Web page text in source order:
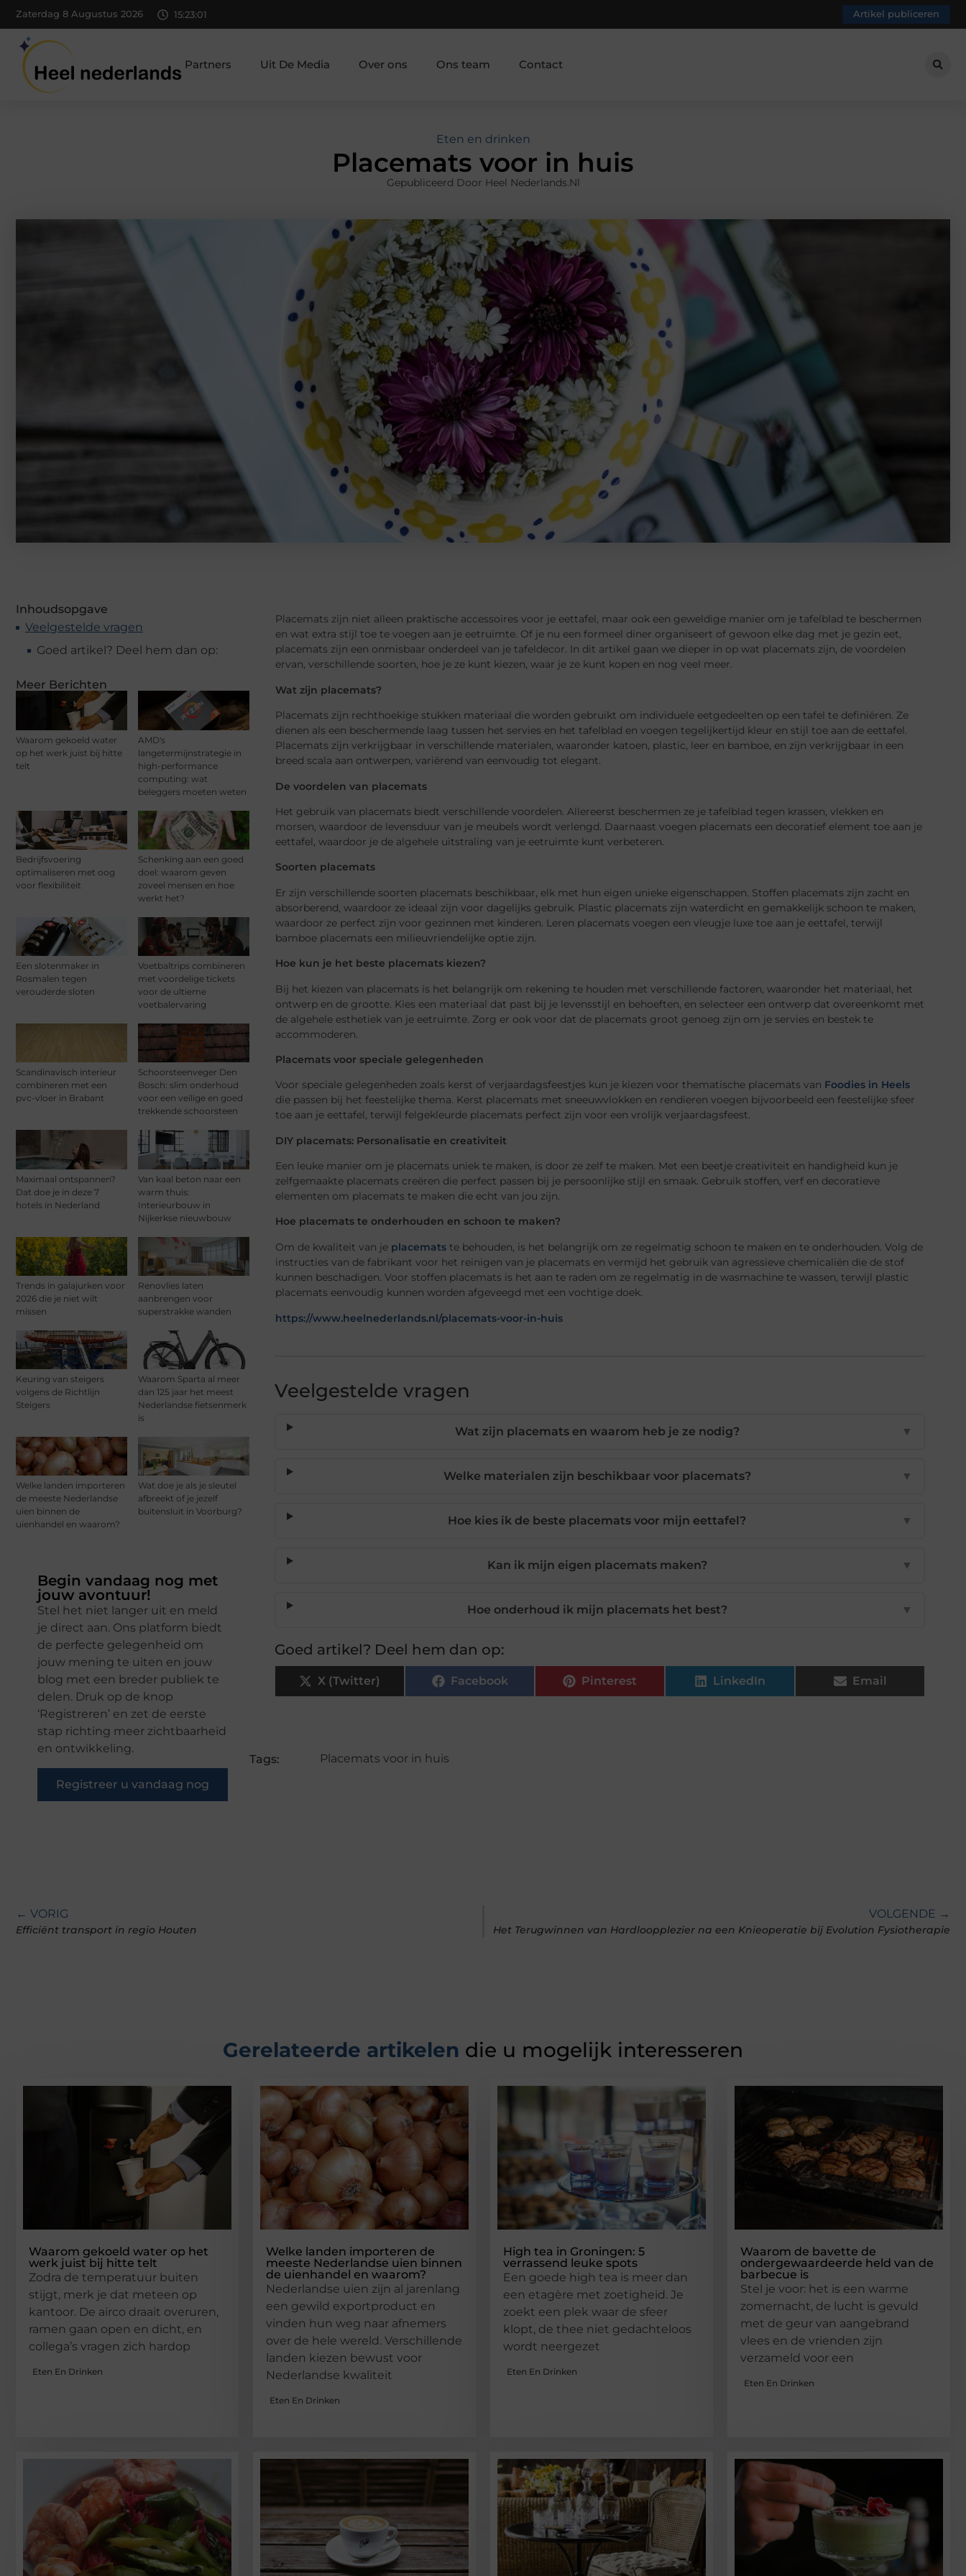
Zaterdag 8 Augustus 2026 15:23:02 Artikel publiceren
Partners Uit De Media Over ons Ons team Contact
Eten en drinken
Placemats voor in huis
Gepubliceerd Door Heel Nederlands.nl
Inhoudsopgave
Veelgestelde vragen
Goed artikel? Deel hem dan op:
Meer Berichten
Waarom gekoeld water
op het werk juist bij hitte
telt
AMD's
langetermijnstrategie in
high-performance
computing: wat
beleggers moeten weten
Bedrijfsvoering
optimaliseren met oog
voor flexibiliteit
Schenking aan een goed
doel: waarom geven
zoveel mensen en hoe
werkt het?
Een slotenmaker in
Rosmalen tegen
verouderde sloten
Voetbaltrips combineren
met voordelige tickets
voor de ultieme
voetbalervaring
Scandinavisch interieur
combineren met een
pvc-vloer in Brabant
Schoorsteenveger Den
Bosch: slim onderhoud
voor een veilige en goed
trekkende schoorsteen
Maximaal ontspannen?
Dat doe je in deze 7
hotels in Nederland
Van kaal beton naar een
warm thuis:
Interieurbouw in
Nijkerkse nieuwbouw
Trends in galajurken voor
2026 die je niet wilt
missen
Renovlies laten
aanbrengen voor
superstrakke wanden
Keuring van steigers
volgens de Richtlijn
Steigers
Waarom Sparta al meer
dan 125 jaar het meest
Nederlandse fietsenmerk
is
Welke landen importeren
de meeste Nederlandse
uien binnen de
uienhandel en waarom?
Wat doe je als je sleutel
afbreekt of je jezelf
buitensluit in Voorburg?
Begin vandaag nog met
jouw avontuur!
Stel het niet langer uit en meld
je direct aan. Ons platform biedt
de perfecte gelegenheid om
jouw mening te uiten en jouw
blog met een breder publiek te
delen. Druk op de knop
‘Registreren’ en zet de eerste
stap richting meer zichtbaarheid
en ontwikkeling.
Registreer u vandaag nog
Placemats zijn niet alleen praktische accessoires voor je eettafel, maar ook een geweldige manier om je tafelblad te beschermen
en wat extra stijl toe te voegen aan je eetruimte. Of je nu een formeel diner organiseert of gewoon elke dag met je gezin eet,
placemats zijn een onmisbaar onderdeel van je tafeldecor. In dit artikel gaan we dieper in op wat placemats zijn, de voordelen
ervan, verschillende soorten, hoe je ze kunt kiezen, waar je ze kunt kopen en nog veel meer.
Wat zijn placemats?
Placemats zijn rechthoekige stukken materiaal die worden gebruikt om individuele eetgedeelten op een tafel te definiëren. Ze
dienen als een beschermende laag tussen het servies en het tafelblad en voegen tegelijkertijd kleur en stijl toe aan de eettafel.
Placemats zijn verkrijgbaar in verschillende materialen, waaronder katoen, plastic, leer en bamboe, en zijn verkrijgbaar in een
breed scala aan ontwerpen, variërend van eenvoudig tot elegant.
De voordelen van placemats
Het gebruik van placemats biedt verschillende voordelen. Allereerst beschermen ze je tafelblad tegen krassen, vlekken en
morsen, waardoor de levensduur van je meubels wordt verlengd. Daarnaast voegen placemats een decoratief element toe aan je
eettafel, waardoor je de algehele uitstraling van je eetruimte kunt verbeteren.
Soorten placemats
Er zijn verschillende soorten placemats beschikbaar, elk met hun eigen unieke eigenschappen. Stoffen placemats zijn zacht en
absorberend, waardoor ze ideaal zijn voor dagelijks gebruik. Plastic placemats zijn waterdicht en gemakkelijk schoon te maken,
waardoor ze perfect zijn voor gezinnen met kinderen. Leren placemats voegen een vleugje luxe toe aan je eettafel, terwijl
bamboe placemats een milieuvriendelijke optie zijn.
Hoe kun je het beste placemats kiezen?
Bij het kiezen van placemats is het belangrijk om rekening te houden met verschillende factoren, waaronder het materiaal, het
ontwerp en de grootte. Kies een materiaal dat past bij je levensstijl en behoeften, en selecteer een ontwerp dat overeenkomt met
de algehele esthetiek van je eetruimte. Zorg er ook voor dat de placemats groot genoeg zijn om je servies en bestek te
accommoderen.
Placemats voor speciale gelegenheden
Voor speciale gelegenheden zoals kerst of verjaardagsfeestjes kun je kiezen voor thematische placemats van Foodies in Heels
die passen bij het feestelijke thema. Kerst placemats met sneeuwvlokken en rendieren voegen bijvoorbeeld een feestelijke sfeer
toe aan je eettafel, terwijl felgekleurde placemats perfect zijn voor een vrolijk verjaardagsfeest.
DIY placemats: Personalisatie en creativiteit
Een leuke manier om je placemats uniek te maken, is door ze zelf te maken. Met een beetje creativiteit en handigheid kun je
zelfgemaakte placemats creëren die perfect passen bij je persoonlijke stijl en smaak. Gebruik stoffen, verf en decoratieve
elementen om placemats te maken die echt van jou zijn.
Hoe placemats te onderhouden en schoon te maken?
Om de kwaliteit van je placemats te behouden, is het belangrijk om ze regelmatig schoon te maken en te onderhouden. Volg de
instructies van de fabrikant voor het reinigen van je placemats en vermijd het gebruik van agressieve chemicaliën die de stof
kunnen beschadigen. Voor stoffen placemats is het aan te raden om ze regelmatig in de wasmachine te wassen, terwijl plastic
placemats eenvoudig kunnen worden afgeveegd met een vochtige doek.
https://www.heelnederlands.nl/placemats-voor-in-huis
Veelgestelde vragen
Wat zijn placemats en waarom heb je ze nodig? ▼
Welke materialen zijn beschikbaar voor placemats? ▼
Hoe kies ik de beste placemats voor mijn eettafel? ▼
Kan ik mijn eigen placemats maken? ▼
Hoe onderhoud ik mijn placemats het best? ▼
Goed artikel? Deel hem dan op:
X (Twitter) Facebook Pinterest LinkedIn Email
Tags: Placemats voor in huis
← VORIG
Efficiënt transport in regio Houten
VOLGENDE →
Het Terugwinnen van Hardloopplezier na een Knieoperatie bij Evolution Fysiotherapie
Gerelateerde artikelen die u mogelijk interesseren
Waarom gekoeld water op het
werk juist bij hitte telt
Zodra de temperatuur buiten
stijgt, merk je dat meteen op
kantoor. De airco draait overuren,
ramen gaan open en dicht, en
collega’s vragen zich hardop
Eten En Drinken
Welke landen importeren de
meeste Nederlandse uien binnen
de uienhandel en waarom?
Nederlandse uien zijn al jarenlang
een gewild exportproduct en
vinden hun weg naar afnemers
over de hele wereld. Verschillende
landen kiezen bewust voor
Nederlandse kwaliteit
Eten En Drinken
High tea in Groningen: 5
verrassend leuke spots
Een goede high tea is meer dan
een etagère met zoetigheid. Je
zoekt een plek waar de sfeer
klopt, de thee niet gedachteloos
wordt neergezet
Eten En Drinken
Waarom de bavette de
ondergewaardeerde held van de
barbecue is
Stel je voor: het is een warme
zomernacht, de lucht is gevuld
met de geur van aangebrand
vlees en de vrienden zijn
verzameld voor een
Eten En Drinken